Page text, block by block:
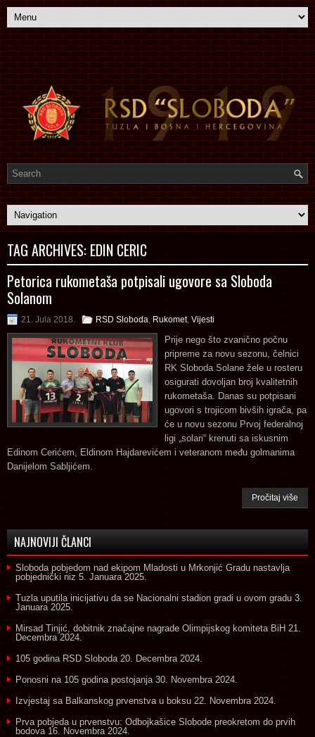
TAG ARCHIVES: EDIN CERIC
Petorica rukometaša potpisali ugovore sa Sloboda
Solanom
21. Jula 2018. RSD Sloboda Rukomet, Vijesti
Prije nego što zvanično počnu
pripreme za novu sezonu, čelnici
RK Sloboda Solane žele u rosteru
osigurati dovoljan broj kvalitetnih
rukometaša. Danas su potpisani
ugovori s trojicom bivših igrača, pa
će u novu sezonu Prvoj federalnoj
ligi „solari“ krenuti sa iskusnim
Edinom Cerićem, Eldinom Hajdarevićem i veteranom među golmanima
Danijelom Sabljićem.
Pročitaj više
NAJNOVIJI ČLANCI
Sloboda pobjedom nad ekipom Mladosti u Mrkonjić Gradu nastavlja
pobjednički niz 5. Januara 2025.
Tuzla uputila inicijativu da se Nacionalni stadion gradi u ovom gradu 3.
Januara 2025.
Mirsad Tinjić, dobitnik značajne nagrade Olimpijskog komiteta BiH 21.
Decembra 2024.
105 godina RSD Sloboda 20. Decembra 2024.
Ponosni na 105 godina postojanja 30. Novembra 2024.
Izvjestaj sa Balkanskog prvenstva u boksu 22. Novembra 2024.
Prva pobjeda u prvenstvu: Odbojkašice Slobode preokretom do prvih
bodova 16. Novembra 2024.